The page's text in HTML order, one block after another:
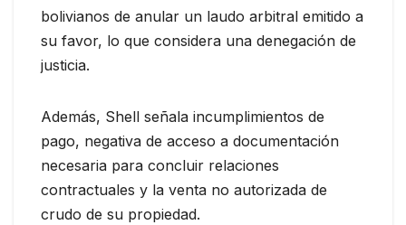
bolivianos de anular un laudo arbitral emitido a
su favor, lo que considera una denegación de
justicia.
Además, Shell señala incumplimientos de
pago, negativa de acceso a documentación
necesaria para concluir relaciones
contractuales y la venta no autorizada de
crudo de su propiedad.